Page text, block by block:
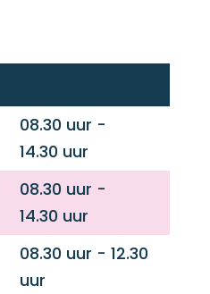
08.30 uur -
14.30 uur
08.30 uur -
14.30 uur
08.30 uur - 12.30
uur